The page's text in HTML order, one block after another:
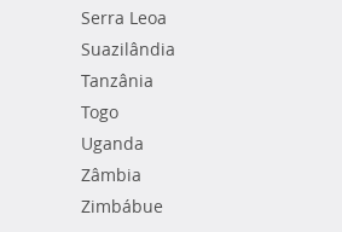
Serra Leoa
Suazilândia
Tanzânia
Togo
Uganda
Zâmbia
Zimbábue